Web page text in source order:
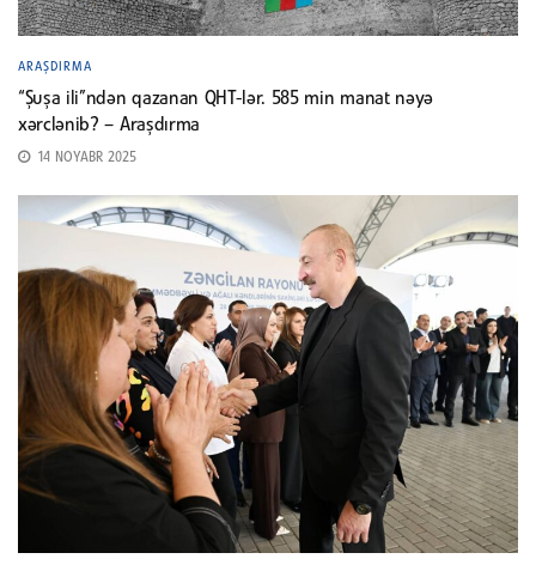
ARAŞDIRMA
“Şuşa ili”ndən qazanan QHT-lər. 585 min manat nəyə
xərclənib? – Araşdırma
14 NOYABR 2025